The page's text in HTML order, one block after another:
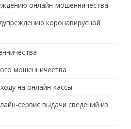
онлайн-мошенничества
коронавирусной
мошенничества
на онлайн-кассы
сервис выдачи сведений из